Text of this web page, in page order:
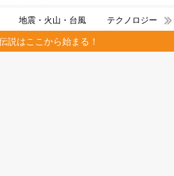
地震・火山・台風 テクノロジー
説はここから始まる！